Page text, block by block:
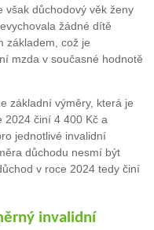
však důchodový věk ženy
žádné dítě
základem, což je
mzda v současné hodnotě
základní výměry, která je
2024 činí 4 400 Kč a
jednotlivé invalidní
důchodu nesmí být
v roce 2024 tedy činí
invalidní